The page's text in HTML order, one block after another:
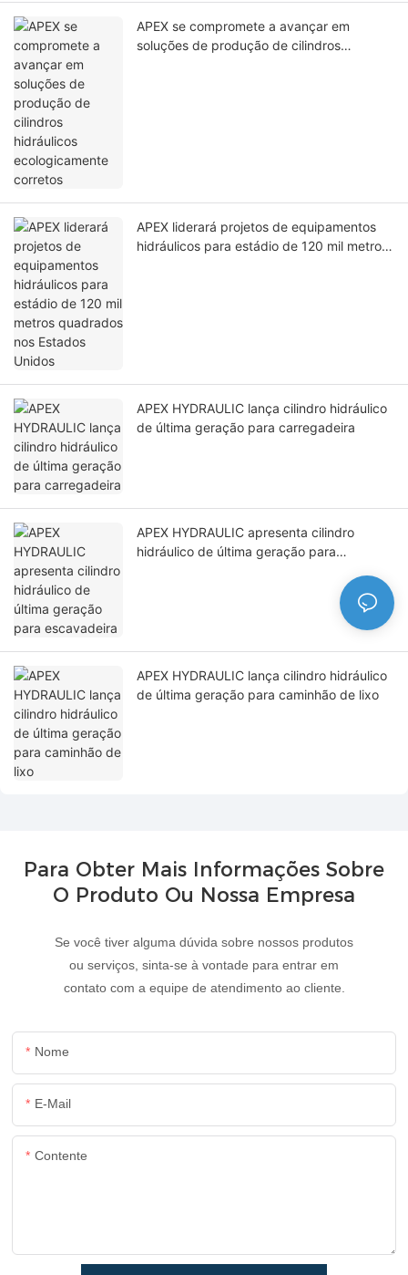
APEX se compromete a avançar em
soluções de produção de cilindros
APEX liderará projetos de equipamentos
hidráulicos para estádio de 120 mil metros
APEX HYDRAULIC lança cilindro hidráulico
de última geração para carregadeira
APEX HYDRAULIC apresenta cilindro
hidráulico de última geração para
APEX HYDRAULIC lança cilindro hidráulico
de última geração para caminhão de lixo
Para Obter Mais Informações Sobre
O Produto Ou Nossa Empresa
Se você tiver alguma dúvida sobre nossos produtos
ou serviços, sinta-se à vontade para entrar em
contato com a equipe de atendimento ao cliente.
Nome
E-Mail
Contente